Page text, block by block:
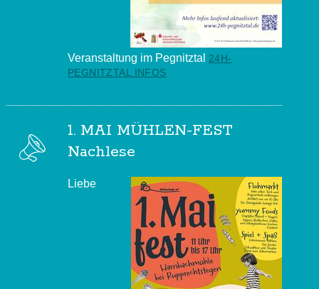
Veranstaltung im Pegnitztal 24H-
PEGNITZTAL INFOS
1. MAI MÜHLEN-FEST
Nachlese
Liebe